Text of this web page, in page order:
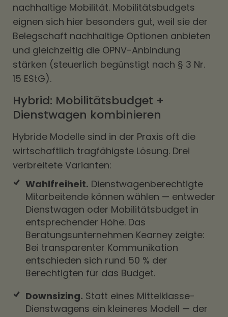
nachhaltige Mobilität. Mobilitätsbudgets
eignen sich hier besonders gut, weil sie der
Belegschaft nachhaltige Optionen anbieten
und gleichzeitig die ÖPNV-Anbindung
stärken (steuerlich begünstigt nach § 3 Nr.
15 EStG).
Hybrid: Mobilitätsbudget +
Dienstwagen kombinieren
Hybride Modelle sind in der Praxis oft die
wirtschaftlich tragfähigste Lösung. Drei
verbreitete Varianten:
Wahlfreiheit. Dienstwagenberechtigte
Mitarbeitende können wählen — entweder
Dienstwagen oder Mobilitätsbudget in
entsprechender Höhe. Das
Beratungsunternehmen Kearney zeigte:
Bei transparenter Kommunikation
entschieden sich rund 50 % der
Berechtigten für das Budget.
Downsizing. Statt eines Mittelklasse-
Dienstwagens ein kleineres Modell — der